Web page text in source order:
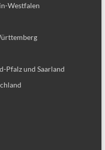
Westfalen
Pfalz und Saarland